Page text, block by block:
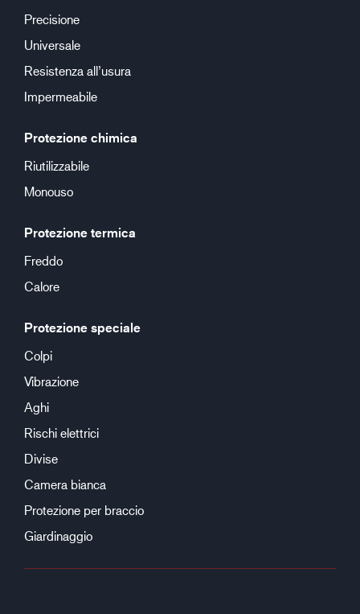
Precisione
Universale
Resistenza all’usura
Impermeabile
Protezione chimica
Riutilizzabile
Monouso
Protezione termica
Freddo
Calore
Protezione speciale
Colpi
Vibrazione
Aghi
Rischi elettrici
Divise
Camera bianca
Protezione per braccio
Giardinaggio